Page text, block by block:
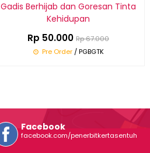
Gadis Berhijab dan Goresan Tinta
Kehidupan
Rp 50.000 Rp 67.000
Pre Order/ PGBGTK
Facebook
facebook.com/penerbitkertasentuh